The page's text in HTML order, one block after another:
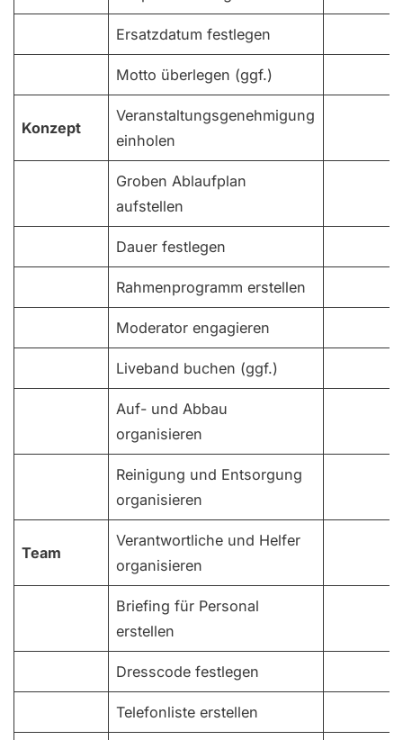
Ersatzdatum festlegen
Motto überlegen (ggf.)
Konzept
Veranstaltungsgenehmigung
einholen
Groben Ablaufplan
aufstellen
Dauer festlegen
Rahmenprogramm erstellen
Moderator engagieren
Liveband buchen (ggf.)
Auf- und Abbau
organisieren
Reinigung und Entsorgung
organisieren
Team
Verantwortliche und Helfer
organisieren
Briefing für Personal
erstellen
Dresscode festlegen
Telefonliste erstellen